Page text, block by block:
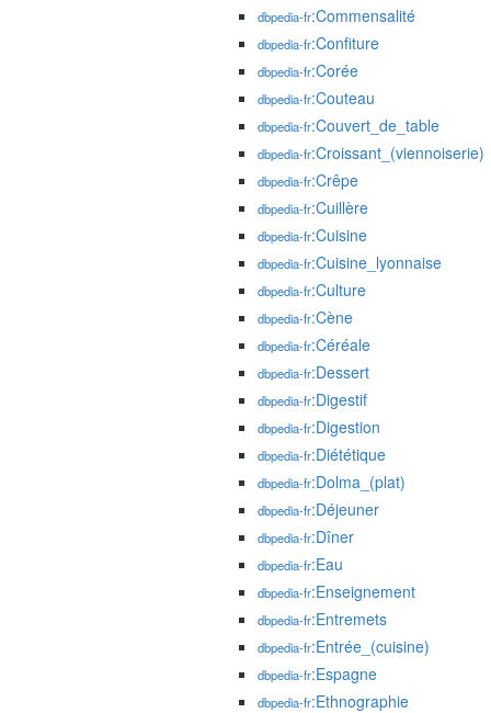
dbpedia-fr:Commensalité
dbpedia-fr:Confiture
dbpedia-fr:Corée
dbpedia-fr:Couteau
dbpedia-fr:Couvert_de_table
dbpedia-fr:Croissant_(viennoiserie)
dbpedia-fr:Crêpe
dbpedia-fr:Cuillère
dbpedia-fr:Cuisine
dbpedia-fr:Cuisine_lyonnaise
dbpedia-fr:Culture
dbpedia-fr:Cène
dbpedia-fr:Céréale
dbpedia-fr:Dessert
dbpedia-fr:Digestif
dbpedia-fr:Digestion
dbpedia-fr:Diététique
dbpedia-fr:Dolma_(plat)
dbpedia-fr:Déjeuner
dbpedia-fr:Dîner
dbpedia-fr:Eau
dbpedia-fr:Enseignement
dbpedia-fr:Entremets
dbpedia-fr:Entrée_(cuisine)
dbpedia-fr:Espagne
dbpedia-fr:Ethnographie